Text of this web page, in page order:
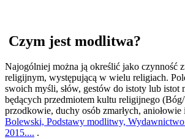
Czym jest modlitwa?
Najogólniej można ją określić jako czynność
religijnym, występującą w wielu religiach.
swoich myśli, słów, gestów do istoty lub istot
będących przedmiotem kultu religijnego
przodkowie, duchy osób zmarłych, aniołowie
Bolewski, Podstawy modlitwy,
2015.... .